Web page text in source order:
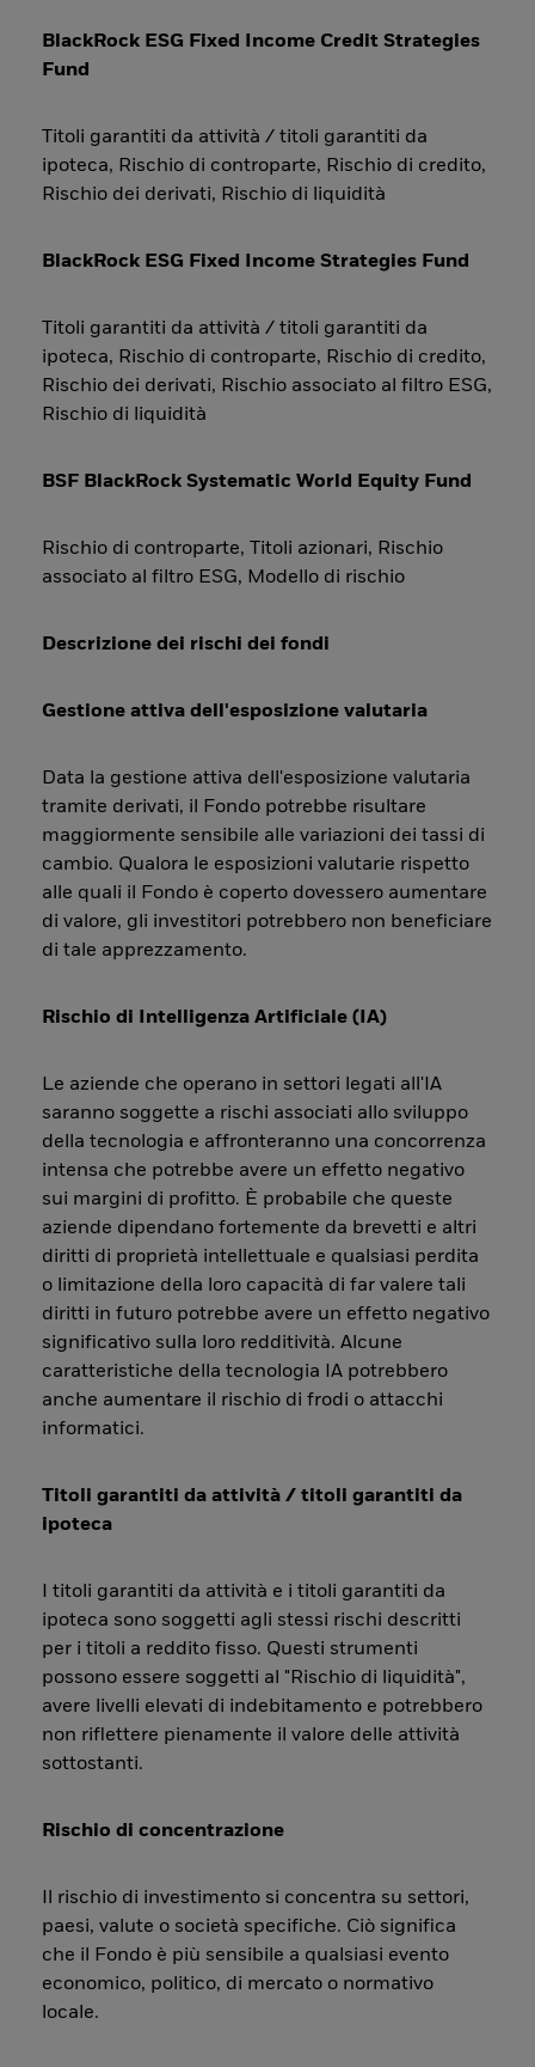
BlackRock ESG Fixed Income Credit Strategies
Fund
Titoli garantiti da attività / titoli garantiti da
ipoteca, Rischio di controparte, Rischio di credito,
Rischio dei derivati, Rischio di liquidità
BlackRock ESG Fixed Income Strategies Fund
Titoli garantiti da attività / titoli garantiti da
ipoteca, Rischio di controparte, Rischio di credito,
Rischio dei derivati, Rischio associato al filtro ESG,
Rischio di liquidità
BSF BlackRock Systematic World Equity Fund
Rischio di controparte, Titoli azionari, Rischio
associato al filtro ESG, Modello di rischio
Descrizione dei rischi dei fondi
Gestione attiva dell'esposizione valutaria
Data la gestione attiva dell'esposizione valutaria
tramite derivati, il Fondo potrebbe risultare
maggiormente sensibile alle variazioni dei tassi di
cambio. Qualora le esposizioni valutarie rispetto
alle quali il Fondo è coperto dovessero aumentare
di valore, gli investitori potrebbero non beneficiare
di tale apprezzamento.
Rischio di Intelligenza Artificiale (IA)
Le aziende che operano in settori legati all'IA
saranno soggette a rischi associati allo sviluppo
della tecnologia e affronteranno una concorrenza
intensa che potrebbe avere un effetto negativo
sui margini di profitto. È probabile che queste
aziende dipendano fortemente da brevetti e altri
diritti di proprietà intellettuale e qualsiasi perdita
o limitazione della loro capacità di far valere tali
diritti in futuro potrebbe avere un effetto negativo
significativo sulla loro redditività. Alcune
caratteristiche della tecnologia IA potrebbero
anche aumentare il rischio di frodi o attacchi
informatici.
Titoli garantiti da attività / titoli garantiti da
ipoteca
I titoli garantiti da attività e i titoli garantiti da
ipoteca sono soggetti agli stessi rischi descritti
per i titoli a reddito fisso. Questi strumenti
possono essere soggetti al "Rischio di liquidità",
avere livelli elevati di indebitamento e potrebbero
non riflettere pienamente il valore delle attività
sottostanti.
Rischio di concentrazione
Il rischio di investimento si concentra su settori,
paesi, valute o società specifiche. Ciò significa
che il Fondo è più sensibile a qualsiasi evento
economico, politico, di mercato o normativo
locale.